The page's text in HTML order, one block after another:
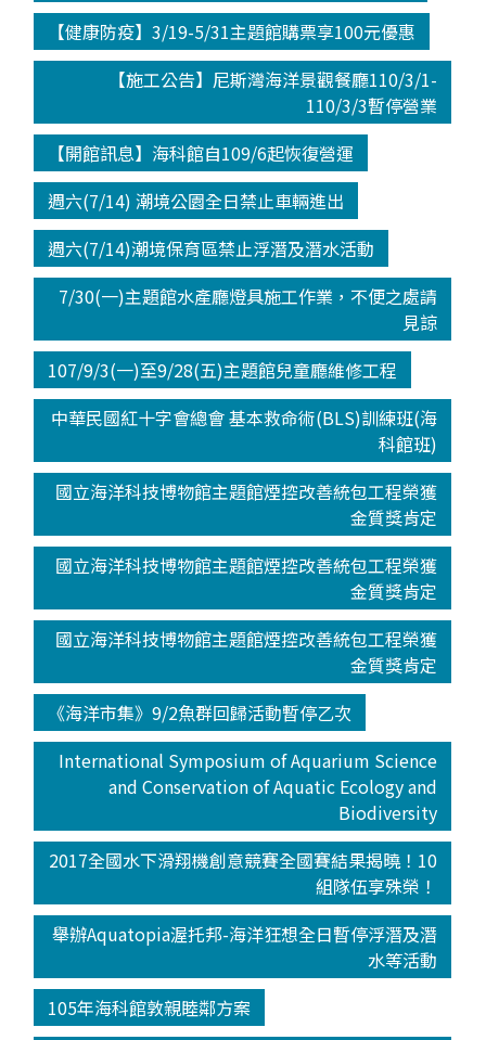
【健康防疫】3/19-5/31主題館購票享100元優惠
【施工公告】尼斯灣海洋景觀餐廳110/3/1-
110/3/3暫停營業
【開館訊息】海科館自109/6起恢復營運
週六(7/14) 潮境公園全日禁止車輛進出
週六(7/14)潮境保育區禁止浮潛及潛水活動
7/30(一)主題館水產廳燈具施工作業，不便之處請
見諒
107/9/3(一)至9/28(五)主題館兒童廳維修工程
中華民國紅十字會總會 基本救命術(BLS)訓練班(海
科館班)
國立海洋科技博物館主題館煙控改善統包工程榮獲
金質獎肯定
國立海洋科技博物館主題館煙控改善統包工程榮獲
金質獎肯定
國立海洋科技博物館主題館煙控改善統包工程榮獲
金質獎肯定
《海洋市集》9/2魚群回歸活動暫停乙次
International Symposium of Aquarium Science
and Conservation of Aquatic Ecology and
Biodiversity
2017全國水下滑翔機創意競賽全國賽結果揭曉！10
組隊伍享殊榮！
舉辦Aquatopia渥托邦-海洋狂想全日暫停浮潛及潛
水等活動
105年海科館敦親睦鄰方案